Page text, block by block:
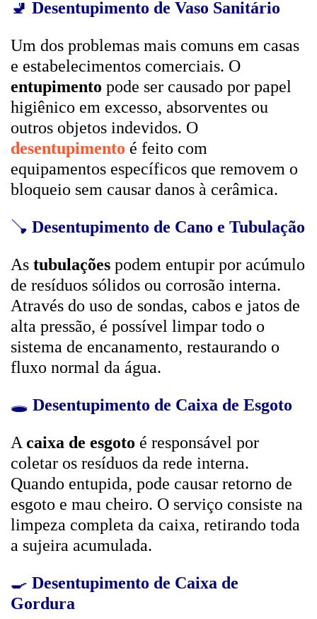
🚽 Desentupimento de Vaso Sanitário
Um dos problemas mais comuns em casas
e estabelecimentos comerciais. O
entupimento pode ser causado por papel
higiênico em excesso, absorventes ou
outros objetos indevidos. O
desentupimento é feito com
equipamentos específicos que removem o
bloqueio sem causar danos à cerâmica.
🪠 Desentupimento de Cano e Tubulação
As tubulações podem entupir por acúmulo
de resíduos sólidos ou corrosão interna.
Através do uso de sondas, cabos e jatos de
alta pressão, é possível limpar todo o
sistema de encanamento, restaurando o
fluxo normal da água.
🕳️ Desentupimento de Caixa de Esgoto
A caixa de esgoto é responsável por
coletar os resíduos da rede interna.
Quando entupida, pode causar retorno de
esgoto e mau cheiro. O serviço consiste na
limpeza completa da caixa, retirando toda
a sujeira acumulada.
🍳 Desentupimento de Caixa de
Gordura